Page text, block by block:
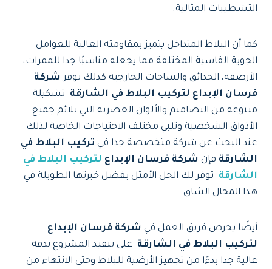
التشطيبات المثالية.
كما أن البلاط المتداخل يتميز بمقاومته العالية للعوامل
الجوية القاسية المختلفة مما يجعله مناسبًا جدا للممرات،
الأرصفة، الحدائق والساحات الخارجية كذلك توفر شركة
فرسان الإبداع لتركيب البلاط في الشارقة تشكيلة
متنوعة من التصاميم والألوان العصرية التي تلائم جميع
الأذواق الشخصية وتلبي مختلف الاحتياجات الخاصة لذلك
عند البحث عن شركة متخصصة جدا في تركيب البلاط في
الشارقة فإن شركة فرسان الإبداع لتركيب البلاط في
الشارقة توفر لك الحل الأمثل بفضل خبرتها الطويلة في
هذا المجال الشاق.
أيضًا يحرص فريق العمل في شركة فرسان الإبداع
لتركيب البلاط في الشارقة على تنفيذ المشروع بدقة
عالية جدا بدءًا من تجهيز الأرضية للبلاط وحتى الانتهاء من